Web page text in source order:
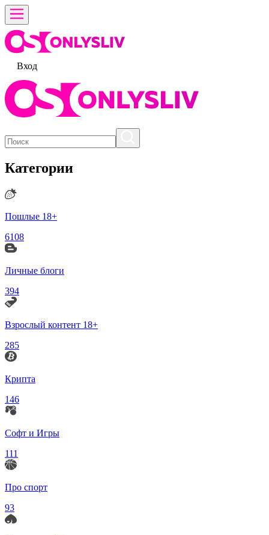
Вход
Категории
Пошлые 18+
6108
Личные блоги
394
Взрослый контент 18+
285
Крипта
146
Софт и Игры
111
Про спорт
93